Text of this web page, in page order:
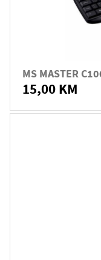
MS MASTER
15,00 KM